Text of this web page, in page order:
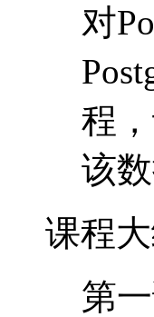
对
程
该
课程
第